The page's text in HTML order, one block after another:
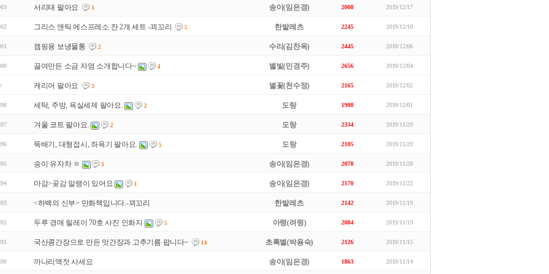
서리태 팔아요 3 송이(임은경) 2008 2019/12/17
그리스 앤틱 에스프레소 잔 2개 세트 -꾀꼬리 5 한밭레츠 2245 2019/12/10
캠핑용 보냉물통 2 수리(김찬옥) 2445 2019/12/06
끓여만든 소금 자염 소개합니다~ 4 별빛(민경주) 2656 2019/12/04
캐리어 팔아요 3 별꽃(천수정) 2165 2019/12/02
세탁, 주방, 욕실세제 팔아요. 2 도랑 1908 2019/12/01
겨울 코트 팔아요. 2 도랑 2334 2019/11/29
뚝배기, 대형접시, 좌욕기 팔아요. 5 도랑 2105 2019/11/29
송이 유자차 ㅎ 3 송이(임은경) 2078 2019/11/28
마감>곶감 말랭이 있어요 1 송이(임은경) 2170 2019/11/22
<하백의 신부> 만화책입니다.-꾀꼬리 한밭레츠 2142 2019/11/19
두루 경매 릴레이 70호 사진 인화지 5 아령(려령) 2084 2019/11/19
국산콩간장으로 만든 맛간장과 고추기름 팝니다~ 14 초록별(박용숙) 2126 2019/11/15
까나리액젓 사세요 송이(임은경) 1863 2019/11/14